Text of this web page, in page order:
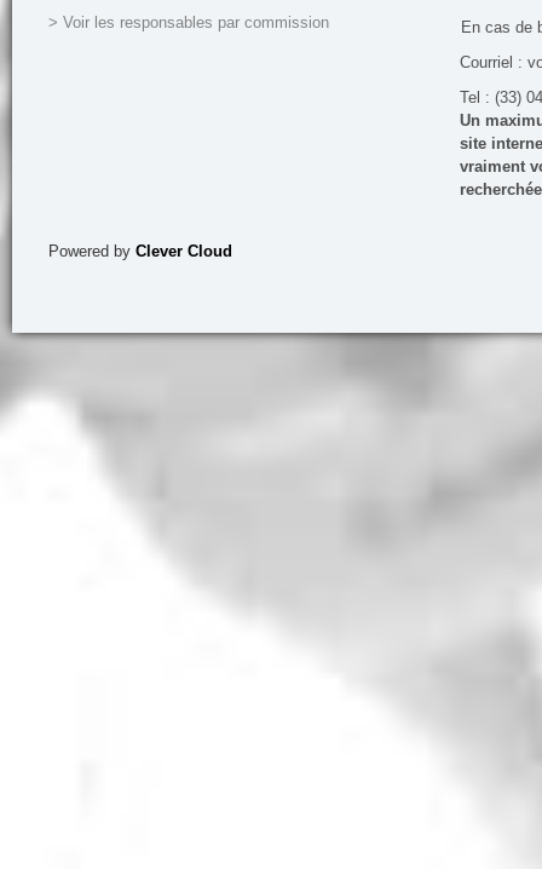
> Voir les responsables par commission
En cas de
Courriel :
Tel : (33)
Un
site
vraiment
Powered by Clever Cloud